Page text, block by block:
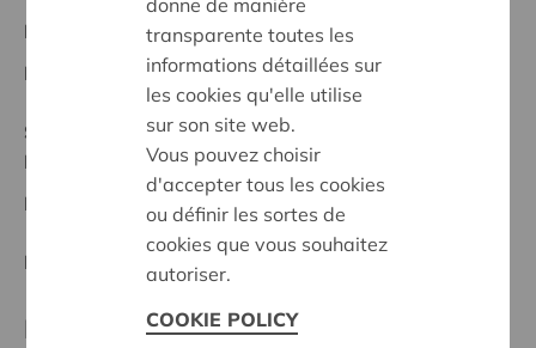
Projet régional
Date de début:08/02/2024
Statut:
Noordwest-Brabant
Date de décision: 08/02/2024
Décision: Approuvé
Partenaire
donne de manière
transparente toutes les
informations détaillées sur
les cookies qu'elle utilise
sur son site web.
Vous pouvez choisir
d'accepter tous les cookies
ou définir les sortes de
cookies que vous souhaitez
autoriser.
COOKIE POLICY